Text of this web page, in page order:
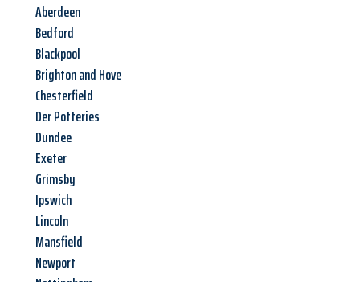
Aberdeen
Bedford
Blackpool
Brighton and Hove
Chesterfield
Der Potteries
Dundee
Exeter
Grimsby
Ipswich
Lincoln
Mansfield
Newport